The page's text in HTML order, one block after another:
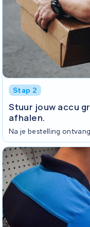
Stap 2
Stuur jouw accu
afhalen.
Na je bestelling